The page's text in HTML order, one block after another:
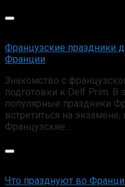
Французские праздники
Франции
Знакомство с
подготовки к Delf Prim. В
популярные праздники
встретиться на
Французские…
Что празднуют во